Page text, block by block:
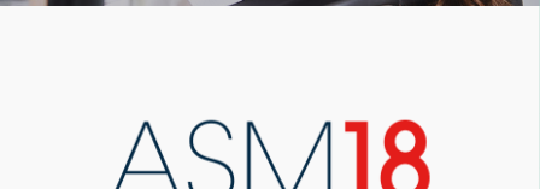
5 décembre 2017